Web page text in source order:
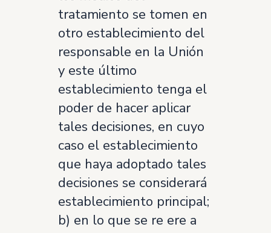
tratamiento se tomen en
otro establecimiento del
responsable en la Unión
y este último
establecimiento tenga el
poder de hacer aplicar
tales decisiones, en cuyo
caso el establecimiento
que haya adoptado tales
decisiones se considerará
establecimiento principal;
b) en lo que se re ere a